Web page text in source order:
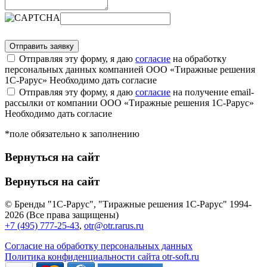
Отправляя эту форму, я даю согласие на обработку
персональных данных компанией ООО «Тиражные решения
1С-Рарус» Необходимо дать согласие
Отправляя эту форму, я даю согласие на получение email-
рассылки от компании ООО «Тиражные решения 1С-Рарус»
Необходимо дать согласие
*поле обязательно к заполнению
Вернуться на сайт
Вернуться на сайт
© Бренды "1С-Рарус", "Тиражные решения 1С-Рарус" 1994-
2026 (Все права защищены)
+7 (495) 777-25-43, otr@otr.rarus.ru
Согласие на обработку персональных данных
Политика конфиденциальности сайта otr-soft.ru